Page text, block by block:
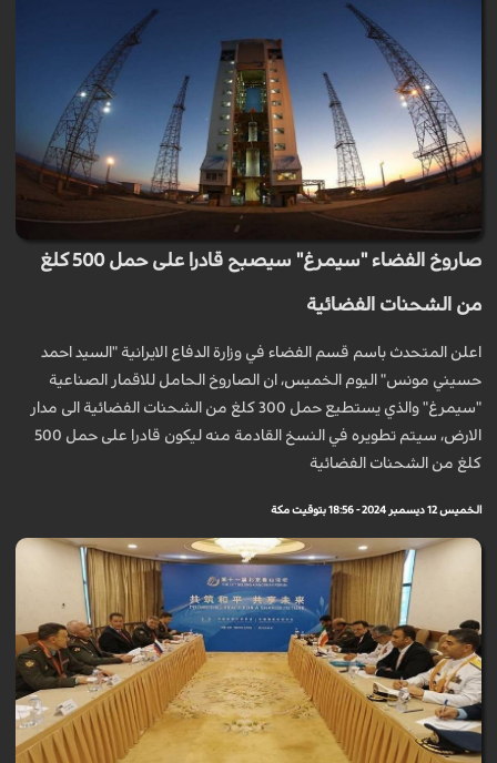
صاروخ الفضاء "سيمرغ" سيصبح قادرا على حمل 500 كلغ
من الشحنات الفضائية
اعلن المتحدث باسم قسم الفضاء في وزارة الدفاع الايرانية "السيد احمد
حسيني مونس" اليوم الخميس، ان الصاروخ الحامل للاقمار الصناعية
"سيمرغ" والذي يستطيع حمل 300 كلغ من الشحنات الفضائية الى مدار
الارض، سيتم تطويره في النسخ القادمة منه ليكون قادرا على حمل 500
كلغ من الشحنات الفضائية
الخميس 12 ديسمبر 2024 - 18:56 بتوقيت مكة